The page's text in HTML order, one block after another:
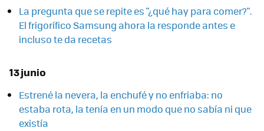
La pregunta que se repite es "¿qué hay para comer?".
El frigorífico Samsung ahora la responde antes e
incluso te da recetas
13 junio
Estrené la nevera, la enchufé y no enfriaba: no
estaba rota, la tenía en un modo que no sabía ni que
existía